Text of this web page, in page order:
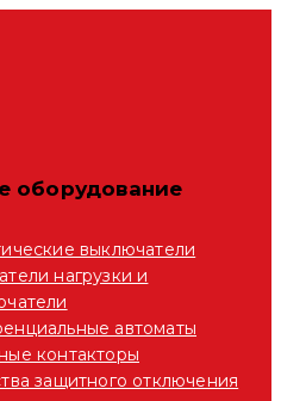
оборудование
выключатели
нагрузки и
автоматы
контакторы
защитного отключения